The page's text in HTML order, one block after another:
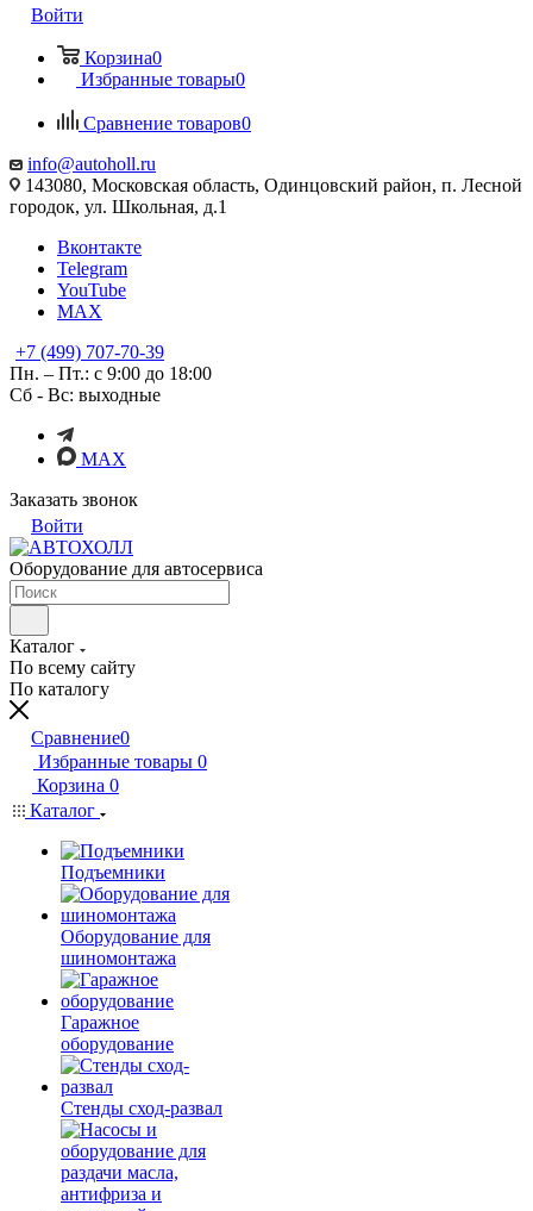
Войти
Корзина0
Избранные товары0
Сравнение товаров0
info@autoholl.ru
143080, Московская область, Одинцовский район, п. Лесной
городок, ул. Школьная, д.1
Вконтакте
Telegram
YouTube
MAX
+7 (499) 707-70-39
Пн. – Пт.: с 9:00 до 18:00
Сб - Вс: выходные
MAX
Заказать звонок
Войти
Оборудование для автосервиса
Каталог
По всему сайту
По каталогу
Сравнение0
Избранные товары 0
Корзина 0
Каталог
Подъемники
Оборудование для
шиномонтажа
Гаражное
оборудование
Стенды сход-развал